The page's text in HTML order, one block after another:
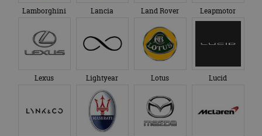
Lamborghini Lancia Land Rover Leapmotor
Lexus Lightyear Lotus Lucid